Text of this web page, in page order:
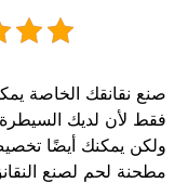
صنع نقانقك الخاصة
فقط لأن لديك
ولكن يمكنك أيضًا
مطحنة لحم لصنع